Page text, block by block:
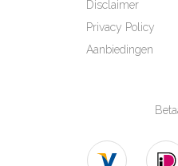
Disclaimer
Privacy Policy
Aanbiedingen